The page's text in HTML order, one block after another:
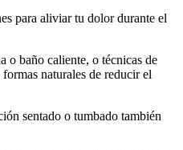
para aliviar tu dolor durante el
o baño caliente, o técnicas de
naturales de reducir el
sentado o tumbado también